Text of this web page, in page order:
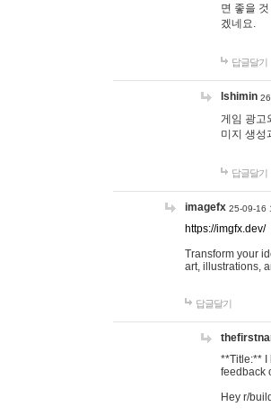
면 좋을
겠네요.
답글달기
lshimin
게임 광고
미지 생성
답글달기
imagefx 25-09-16
https://imgfx.dev/
Transform your
art, illustrations,
답글달기
**Title:** I
feedback
Hey r/